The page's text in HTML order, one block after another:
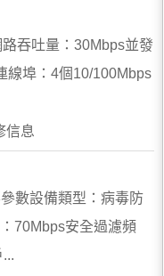
吞吐量：30Mbps並發
線埠：4個10/100Mbps
信息
數設備類型：病毒防
70Mbps安全過濾頻